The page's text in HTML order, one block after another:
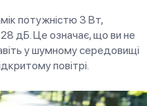
потужністю 3 Вт,
дБ. Це означає, що ви не
у шумному середовищі
повітрі.